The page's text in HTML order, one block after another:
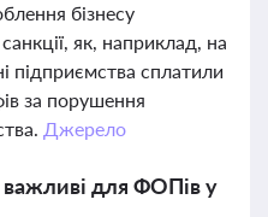
бізнесу
як, наприклад, на
підприємства сплатили
за порушення
Джерело
важливі для ФОПів у